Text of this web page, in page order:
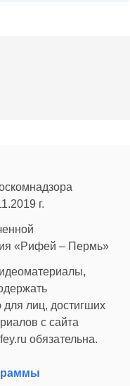
г.
«Рифей – Пермь»
лиц, достигших
с сайта
обязательна.